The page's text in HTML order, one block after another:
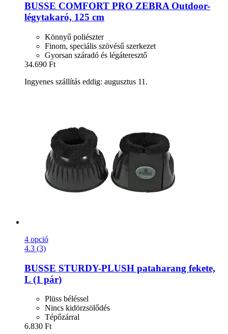
BUSSE COMFORT PRO ZEBRA Outdoor-​
légytakaró, 125 cm
Könnyű poliészter
Finom, speciális szövésű szerkezet
Gyorsan száradó és légáteresztő
34.690 Ft
Ingyenes szállítás eddig: augusztus 11.
4 opció
4.3 (3)
BUSSE STURDY-​PLUSH pataharang fekete,
L (1 pár)
Plüss béléssel
Nincs kidörzsölődés
Tépőzárral
6.830 Ft